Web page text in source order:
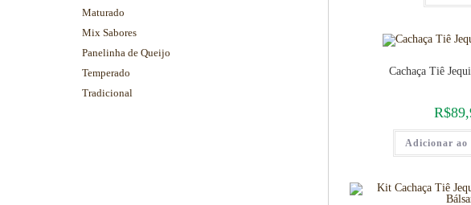
Cachaça Tiê
R$
Adicionar ao
Maturado
Mix Sabores
Panelinha de Queijo
Temperado
Tradicional